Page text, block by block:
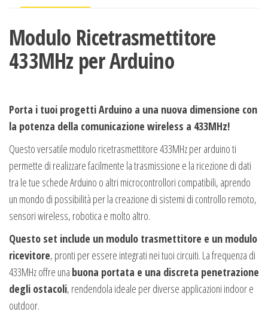
Modulo Ricetrasmettitore
433MHz per Arduino
Porta i tuoi progetti Arduino a una nuova dimensione con
la potenza della comunicazione wireless a 433MHz!
Questo versatile modulo ricetrasmettitore 433MHz per arduino ti
permette di realizzare facilmente la trasmissione e la ricezione di dati
tra le tue schede Arduino o altri microcontrollori compatibili, aprendo
un mondo di possibilità per la creazione di sistemi di controllo remoto,
sensori wireless, robotica e molto altro.
Questo set include un modulo trasmettitore e un modulo
ricevitore, pronti per essere integrati nei tuoi circuiti. La frequenza di
433MHz offre una buona portata e una discreta penetrazione
degli ostacoli, rendendola ideale per diverse applicazioni indoor e
outdoor.